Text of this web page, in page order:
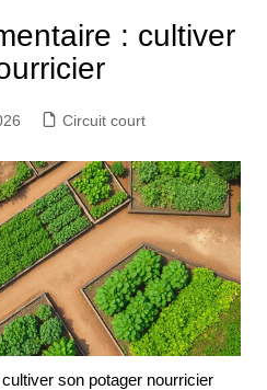
: cultiver
Circuit court
son potager nourricier